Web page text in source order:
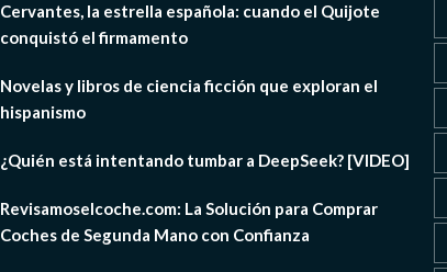
Cervantes, la estrella española: cuando el Quijote
conquistó el firmamento
Novelas y libros de ciencia ficción que exploran el
hispanismo
¿Quién está intentando tumbar a DeepSeek? [VIDEO]
Revisamoselcoche.com: La Solución para Comprar
Coches de Segunda Mano con Confianza